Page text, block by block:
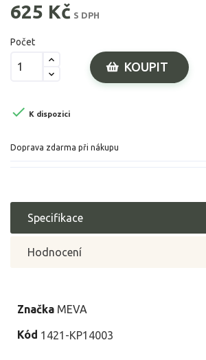
625 Kč S DPH
Počet
KOUPIT
 K dispozici
Doprava zdarma při nákupu
Specifikace
Hodnocení
Značka MEVA
Kód 1421-KP14003